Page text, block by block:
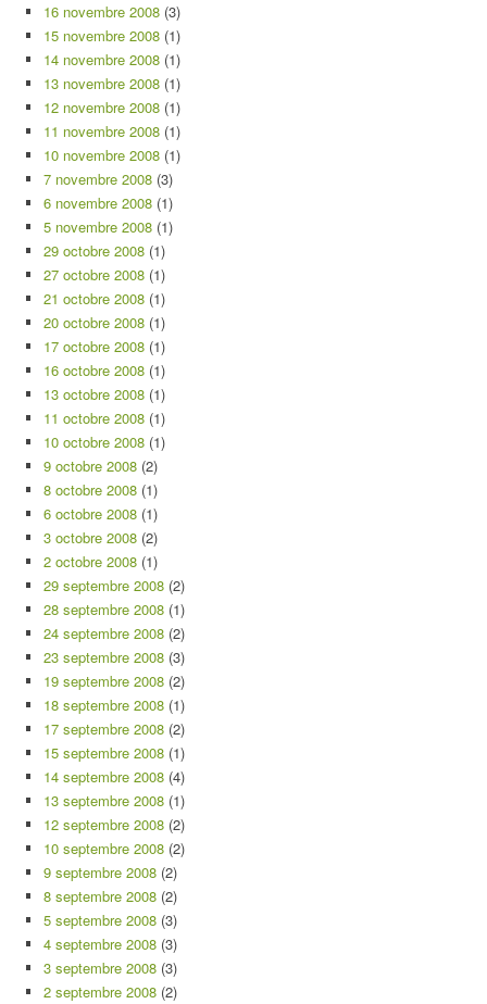
16 novembre 2008 (3)
15 novembre 2008 (1)
14 novembre 2008 (1)
13 novembre 2008 (1)
12 novembre 2008 (1)
11 novembre 2008 (1)
10 novembre 2008 (1)
7 novembre 2008 (3)
6 novembre 2008 (1)
5 novembre 2008 (1)
29 octobre 2008 (1)
27 octobre 2008 (1)
21 octobre 2008 (1)
20 octobre 2008 (1)
17 octobre 2008 (1)
16 octobre 2008 (1)
13 octobre 2008 (1)
11 octobre 2008 (1)
10 octobre 2008 (1)
9 octobre 2008 (2)
8 octobre 2008 (1)
6 octobre 2008 (1)
3 octobre 2008 (2)
2 octobre 2008 (1)
29 septembre 2008 (2)
28 septembre 2008 (1)
24 septembre 2008 (2)
23 septembre 2008 (3)
19 septembre 2008 (2)
18 septembre 2008 (1)
17 septembre 2008 (2)
15 septembre 2008 (1)
14 septembre 2008 (4)
13 septembre 2008 (1)
12 septembre 2008 (2)
10 septembre 2008 (2)
9 septembre 2008 (2)
8 septembre 2008 (2)
5 septembre 2008 (3)
4 septembre 2008 (3)
3 septembre 2008 (3)
2 septembre 2008 (2)